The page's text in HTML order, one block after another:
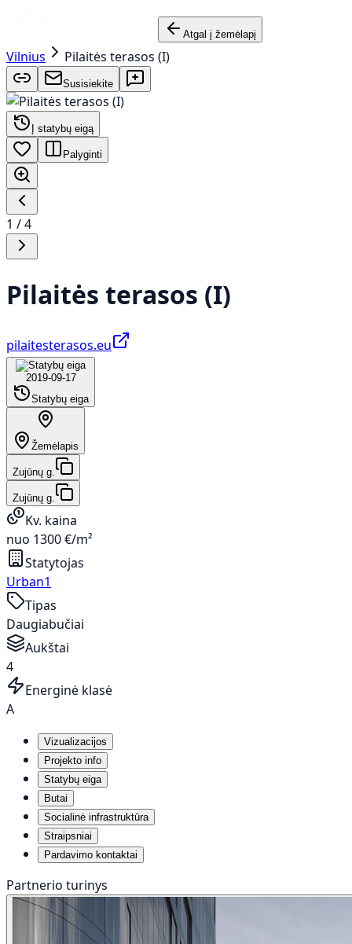
Atgal į žemėlapį
Vilnius Pilaitės terasos (I)
Susisiekite
Į statybų eigą
Palyginti
1 /4
Pilaitės terasos (I)
pilaitesterasos.eu
2019-09-17
Statybų eiga
Žemėlapis
Zujūnų g.
Zujūnų g.
Kv. kaina
nuo 1300 €/m²
Statytojas
Urban1
Tipas
Daugiabučiai
Aukštai
4
Energinė klasė
A
Vizualizacijos
Projekto info
Statybų eiga
Butai
Socialinė infrastruktūra
Straipsniai
Pardavimo kontaktai
Partnerio turinys